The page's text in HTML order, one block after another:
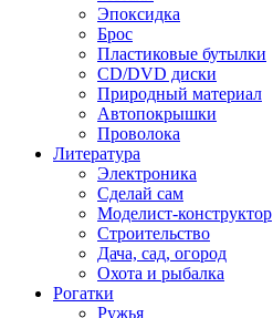
Эпоксидка
Брос
Пластиковые бутылки
CD/DVD диски
Природный материал
Автопокрышки
Проволока
Литература
Электроника
Сделай сам
Моделист-конструктор
Строительство
Дача, сад, огород
Охота и рыбалка
Рогатки
Ружья